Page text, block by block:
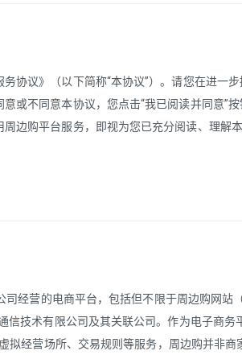
协议》（以下简称“本协议”）。请您在进一
或不同意本协议，您点击“我已阅读并同意”
边购平台服务，即视为您已充分阅读、理解
经营的电商平台，包括但不限于周边购网
技术有限公司及其关联公司。作为电子商
拟经营场所、交易规则等服务，周边购并非商